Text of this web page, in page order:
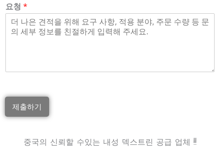
요청 *
제출하기
중국의 신뢰할 수있는 내성 덱스트린 공급 업체 !!!